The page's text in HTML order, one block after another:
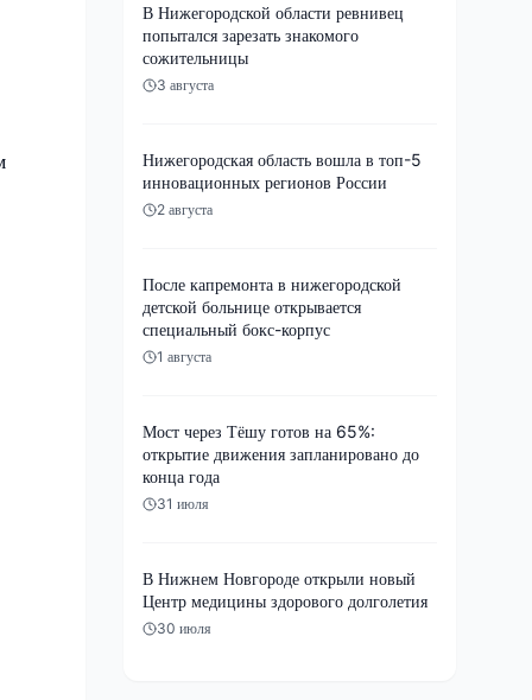
В Нижегородской области ревнивец
попытался зарезать знакомого
сожительницы
3 августа
Нижегородская область вошла в топ-5
инновационных регионов России
2 августа
После капремонта в нижегородской
детской больнице открывается
специальный бокс-корпус
1 августа
Мост через Тёшу готов на 65%:
открытие движения запланировано до
конца года
31 июля
В Нижнем Новгороде открыли новый
Центр медицины здорового долголетия
30 июля